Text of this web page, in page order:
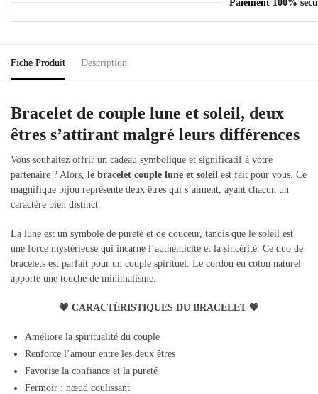
Paiement 100%
Fiche Produit Description
Bracelet de couple lune et soleil, deux
êtres s’attirant malgré leurs différences
Vous souhaitez offrir un cadeau symbolique et significatif à votre
partenaire ? Alors, le bracelet couple lune et soleil est fait pour vous. Ce
magnifique bijou représente deux êtres qui s’aiment, ayant chacun un
caractère bien distinct.
La lune est un symbole de pureté et de douceur, tandis que le soleil est
une force mystérieuse qui incarne l’authenticité et la sincérité. Ce duo de
bracelets est parfait pour un couple spirituel. Le cordon en coton naturel
apporte une touche de minimalisme.
💗 CARACTÉRISTIQUES DU BRACELET 💗
Améliore la spiritualité du couple
Renforce l’amour entre les deux êtres
Favorise la confiance et la pureté
Fermoir : nœud coulissant